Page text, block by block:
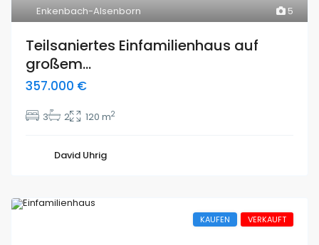
5
Enkenbach-Alsenborn
Teilsaniertes Einfamilienhaus auf
großem...
357.000 €
3 2 120 m2
David Uhrig
KAUFEN VERKAUFT